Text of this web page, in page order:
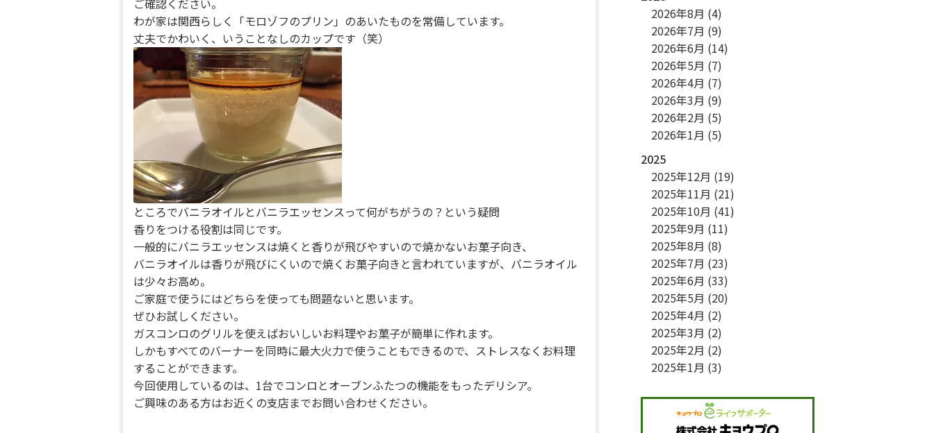
ご確認ください。
わが家は関西らしく「モロゾフのプリン」のあいたものを常備しています。
丈夫でかわいく、いうことなしのカップです（笑）
ところでバニラオイルとバニラエッセンスって何がちがうの？という疑問
香りをつける役割は同じです。
一般的にバニラエッセンスは焼くと香りが飛びやすいので焼かないお菓子向き、
バニラオイルは香りが飛びにくいので焼くお菓子向きと言われていますが、バニラオイル
は少々お高め。
ご家庭で使うにはどちらを使っても問題ないと思います。
ぜひお試しください。
ガスコンロのグリルを使えばおいしいお料理やお菓子が簡単に作れます。
しかもすべてのバーナーを同時に最大火力で使うこともできるので、ストレスなくお料理
することができます。
今回使用しているのは、1台でコンロとオーブンふたつの機能をもったデリシア。
ご興味のある方はお近くの支店までお問い合わせください。
2026年8月 (4)
2026年7月 (9)
2026年6月 (14)
2026年5月 (7)
2026年4月 (7)
2026年3月 (9)
2026年2月 (5)
2026年1月 (5)
2025
2025年12月 (19)
2025年11月 (21)
2025年10月 (41)
2025年9月 (11)
2025年8月 (8)
2025年7月 (23)
2025年6月 (33)
2025年5月 (20)
2025年4月 (2)
2025年3月 (2)
2025年2月 (2)
2025年1月 (3)